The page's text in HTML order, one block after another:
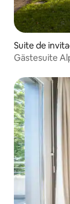
Suite de
Gästesuite